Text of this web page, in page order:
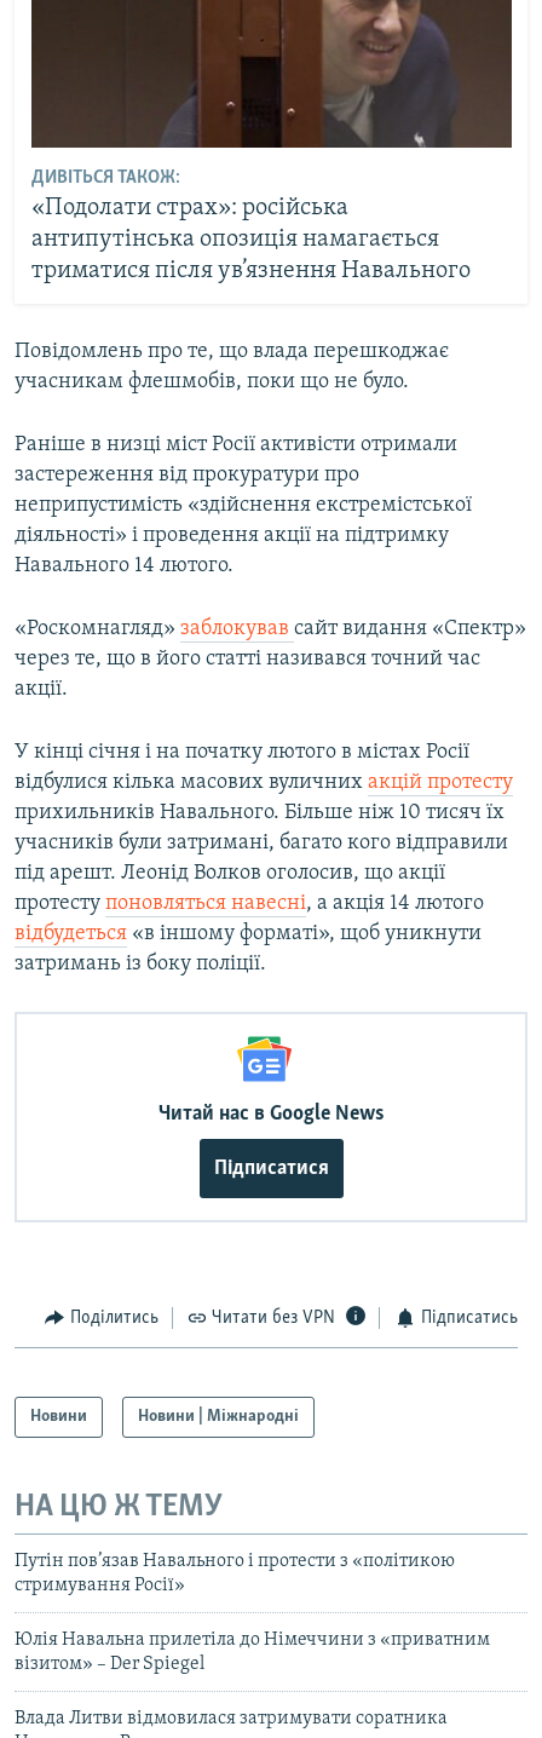
ДИВІТЬСЯ ТАКОЖ:
«Подолати страх»: російська
антипутінська опозиція намагається
триматися після ув’язнення Навального
Повідомлень про те, що влада перешкоджає
учасникам флешмобів, поки що не було.
Раніше в низці міст Росії активісти отримали
застереження від прокуратури про
неприпустимість «здійснення екстремістської
діяльності» і проведення акції на підтримку
Навального 14 лютого.
«Роскомнагляд» заблокував сайт видання «Спектр»
через те, що в його статті називався точний час
акції.
У кінці січня і на початку лютого в містах Росії
відбулися кілька масових вуличних акцій протесту
прихильників Навального. Більше ніж 10 тисяч їх
учасників були затримані, багато кого відправили
під арешт. Леонід Волков оголосив, що акції
протесту поновляться навесні, а акція 14 лютого
відбудеться «в іншому форматі», щоб уникнути
затримань із боку поліції.
Читай нас в Google News
Підписатися
Поділитись Читати без VPN Підписатись
Новини Новини | Міжнародні
НА ЦЮ Ж ТЕМУ
Путін пов’язав Навального і протести з «політикою
стримування Росії»
Юлія Навальна прилетіла до Німеччини з «приватним
візитом» – Der Spiegel
Влада Литви відмовилася затримувати соратника